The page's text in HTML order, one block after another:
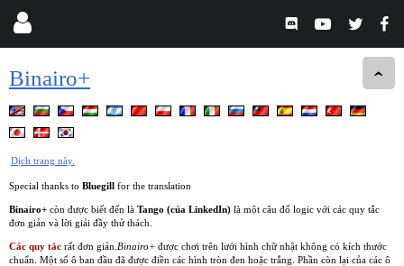
Binairo+
Dịch trang này.
Special thanks to Bluegill for the translation
Binairo+ còn được biết đến là Tango (của LinkedIn) là một câu đố logic với các quy tắc
đơn giản và lời giải đầy thử thách.
Các quy tắc rất đơn giản. Binairo+ được chơi trên lưới hình chữ nhật không có kích thước
chuẩn. Một số ô ban đầu đã được điền các hình tròn đen hoặc trắng. Phần còn lại của các ô